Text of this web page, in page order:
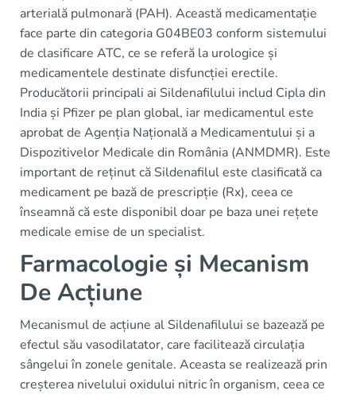
arterială pulmonară (PAH). Această medicamentație
face parte din categoria G04BE03 conform sistemului
de clasificare ATC, ce se referă la urologice și
medicamentele destinate disfuncției erectile.
Producătorii principali ai Sildenafilului includ Cipla din
India și Pfizer pe plan global, iar medicamentul este
aprobat de Agenția Națională a Medicamentului și a
Dispozitivelor Medicale din România (ANMDMR). Este
important de reținut că Sildenafilul este clasificată ca
medicament pe bază de prescripție (Rx), ceea ce
înseamnă că este disponibil doar pe baza unei rețete
medicale emise de un specialist.
Farmacologie și Mecanism
De Acțiune
Mecanismul de acțiune al Sildenafilului se bazează pe
efectul său vasodilatator, care facilitează circulația
sângelui în zonele genitale. Aceasta se realizează prin
creșterea nivelului oxidului nitric în organism, ceea ce